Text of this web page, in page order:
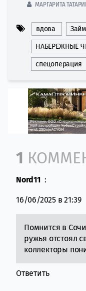
МАРГАРИТА
вдова Займ
НАБЕРЕЖНЫЕ
спецоперация
1
Nord11 :
16/06/2025 в 21:39
Помнится в
ружья отстоял
коллекторы
Ответить